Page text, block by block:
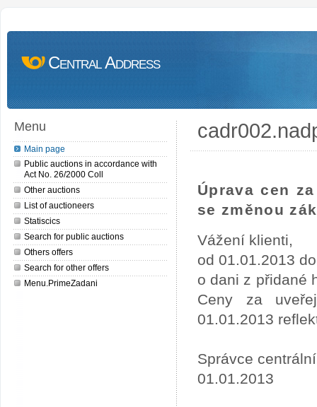
Central Address
Menu
Main page
Public auctions in accordance with
Act No. 26/2000 Coll
Other auctions
List of auctioneers
Statiscics
Search for public auctions
Others offers
Search for other offers
Menu.PrimeZadani
Úprava cen
se změnou
Vážení klienti,
od 01.01.2013
o dani z přidané
Ceny za
01.01.2013
Správce
01.01.2013